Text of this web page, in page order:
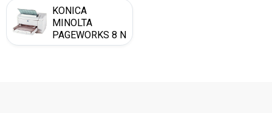
KONICA
MINOLTA
PAGEWORKS 8 N